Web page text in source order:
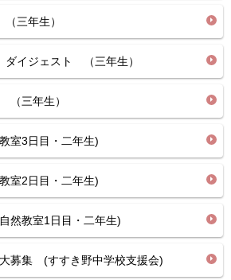
三年生）
イジェスト （三年生）
三年生）
室3日目・二年生)
室2日目・二年生)
然教室1日目・二年生)
募集 (すすき野中学校支援会)